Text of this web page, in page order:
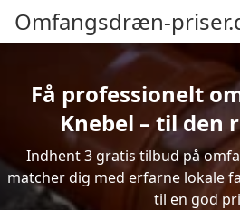
Omfangsdræn-
Få professionelt
Knebel – til den
Indhent 3 gratis tilbud på
matcher dig med erfarne lokale
til en god